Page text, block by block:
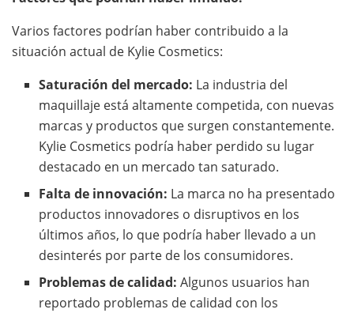
Varios factores podrían haber contribuido a la
situación actual de Kylie Cosmetics:
Saturación del mercado: La industria del
maquillaje está altamente competida, con nuevas
marcas y productos que surgen constantemente.
Kylie Cosmetics podría haber perdido su lugar
destacado en un mercado tan saturado.
Falta de innovación: La marca no ha presentado
productos innovadores o disruptivos en los
últimos años, lo que podría haber llevado a un
desinterés por parte de los consumidores.
Problemas de calidad: Algunos usuarios han
reportado problemas de calidad con los